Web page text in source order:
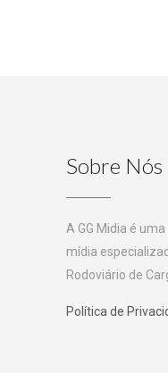
Sobre Nós
A GG Midia é
mídia
Rodoviário de
Política de